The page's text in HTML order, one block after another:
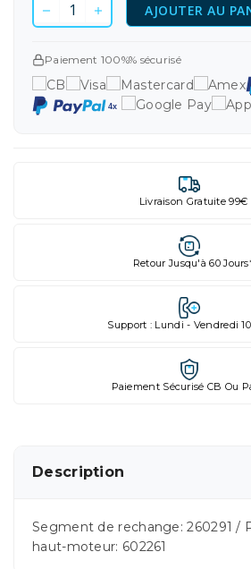
AJOUTER AU
Paiement 100%% sécurisé
Livraison Gratuite 99€
Retour Jusqu'à 60
Support : Lundi - Vendredi
Paiement Sécurisé CB Ou
Description
Segment de rechange: 260291 /
haut-moteur: 602261